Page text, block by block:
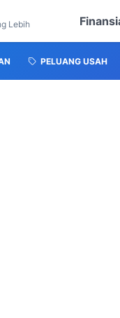
Lebih
PELUANG USAH